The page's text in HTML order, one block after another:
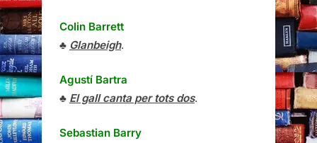
Colin Barrett
♣ Glanbeigh.
Agustí Bartra
♣ El gall canta per tots dos.
Sebastian Barry